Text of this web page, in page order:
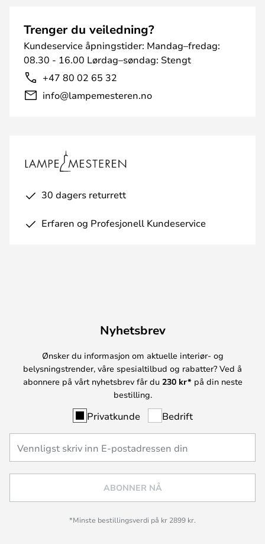
Trenger du veiledning?
Kundeservice åpningstider: Mandag–fredag:
08.30 - 16.00 Lørdag–søndag: Stengt
+47 80 02 65 32
info@lampemesteren.no
30 dagers returrett
Erfaren og Profesjonell Kundeservice
Nyhetsbrev
Ønsker du informasjon om aktuelle interiør- og
belysningstrender, våre spesialtilbud og rabatter? Ved å
abonnere på vårt nyhetsbrev får du 230 kr* på din neste
bestilling.
Privatkunde Bedrift
ABONNER NÅ
*Minste bestillingsverdi på kr 2899 kr.